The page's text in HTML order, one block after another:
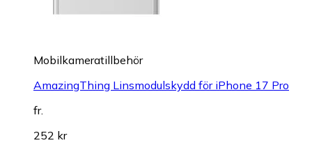
Mobilkameratillbehör
AmazingThing Linsmodulskydd för iPhone 17 Pro
fr.
252 kr